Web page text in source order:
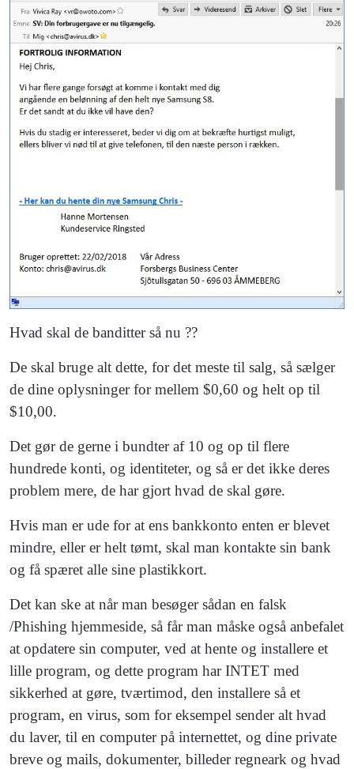
Hvad skal de banditter så nu ??
De skal bruge alt dette, for det meste til salg, så sælger
de dine oplysninger for mellem $0,60 og helt op til
$10,00.
Det gør de gerne i bundter af 10 og op til flere
hundrede konti, og identiteter, og så er det ikke deres
problem mere, de har gjort hvad de skal gøre.
Hvis man er ude for at ens bankkonto enten er blevet
mindre, eller er helt tømt, skal man kontakte sin bank
og få spæret alle sine plastikkort.
Det kan ske at når man besøger sådan en falsk
/Phishing hjemmeside, så får man måske også anbefalet
at opdatere sin computer, ved at hente og installere et
lille program, og dette program har INTET med
sikkerhed at gøre, tværtimod, den installere så et
program, en virus, som for eksempel sender alt hvad
du laver, til en computer på internettet, og dine private
breve og mails, dokumenter, billeder regneark og hvad